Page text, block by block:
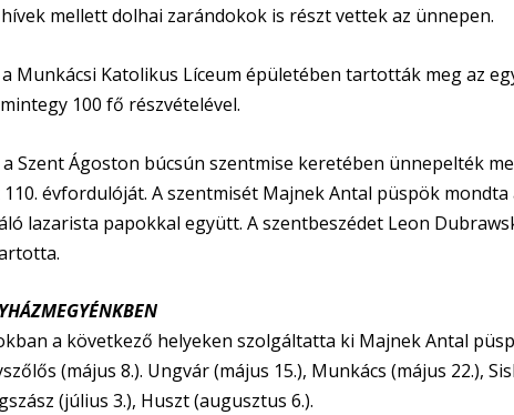
mellett dolhai zarándokok is részt vettek az ünnepen.
a Munkácsi Katolikus Líceum épületében tartották meg az
100 fő részvételével.
a Szent Ágoston búcsún szentmise keretében ünnepelték
évfordulóját. A szentmisét Majnek Antal püspök mondta
lazarista papokkal együtt. A szentbeszédet Leon
a következő helyeken szolgáltatta ki Majnek Antal
(május 8.). Ungvár (május 15.), Munkács (május 22.),
(július 3.), Huszt (augusztus 6.).